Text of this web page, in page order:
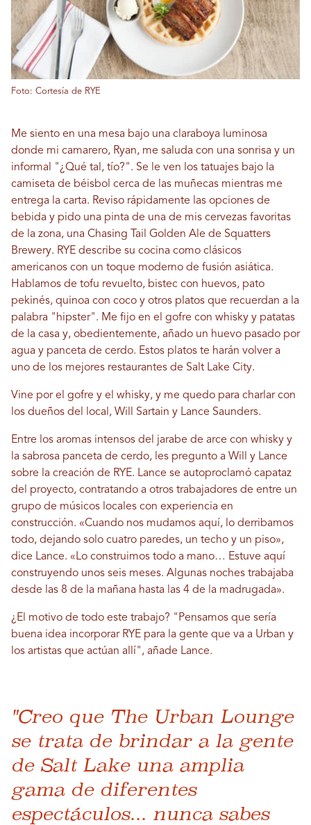
Foto: Cortesía de RYE
Me siento en una mesa bajo una claraboya luminosa
donde mi camarero, Ryan, me saluda con una sonrisa y un
informal "¿Qué tal, tío?". Se le ven los tatuajes bajo la
camiseta de béisbol cerca de las muñecas mientras me
entrega la carta. Reviso rápidamente las opciones de
bebida y pido una pinta de una de mis cervezas favoritas
de la zona, una Chasing Tail Golden Ale de Squatters
Brewery. RYE describe su cocina como clásicos
americanos con un toque moderno de fusión asiática.
Hablamos de tofu revuelto, bistec con huevos, pato
pekinés, quinoa con coco y otros platos que recuerdan a la
palabra "hipster". Me fijo en el gofre con whisky y patatas
de la casa y, obedientemente, añado un huevo pasado por
agua y panceta de cerdo. Estos platos te harán volver a
uno de los mejores restaurantes de Salt Lake City.
Vine por el gofre y el whisky, y me quedo para charlar con
los dueños del local, Will Sartain y Lance Saunders.
Entre los aromas intensos del jarabe de arce con whisky y
la sabrosa panceta de cerdo, les pregunto a Will y Lance
sobre la creación de RYE. Lance se autoproclamó capataz
del proyecto, contratando a otros trabajadores de entre un
grupo de músicos locales con experiencia en
construcción. «Cuando nos mudamos aquí, lo derribamos
todo, dejando solo cuatro paredes, un techo y un piso»,
dice Lance. «Lo construimos todo a mano… Estuve aquí
construyendo unos seis meses. Algunas noches trabajaba
desde las 8 de la mañana hasta las 4 de la madrugada».
¿El motivo de todo este trabajo? "Pensamos que sería
buena idea incorporar RYE para la gente que va a Urban y
los artistas que actúan allí", añade Lance.
"Creo que The Urban Lounge
se trata de brindar a la gente
de Salt Lake una amplia
gama de diferentes
espectáculos... nunca sabes